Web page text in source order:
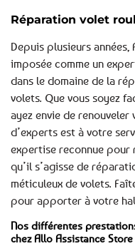
Réparation volet
Depuis plusieurs
imposée comme un
dans le domaine de la
volets. Que vous soyez
ayez envie de
d’experts est à votre
expertise reconnue pour
qu’il s’agisse de
méticuleux de volets.
pour apporter à votre
Nos différentes
chez Allo Assistance Store